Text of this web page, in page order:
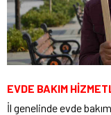
EVDE BAKIM
İl genelinde evde